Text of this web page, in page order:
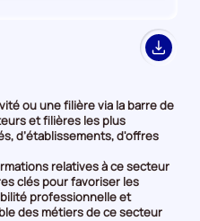
Export
ou une filière via la barre de
et filières les plus
d’établissements, d'offres
relatives à ce secteur
clés pour favoriser les
professionnelle et
des métiers de ce secteur